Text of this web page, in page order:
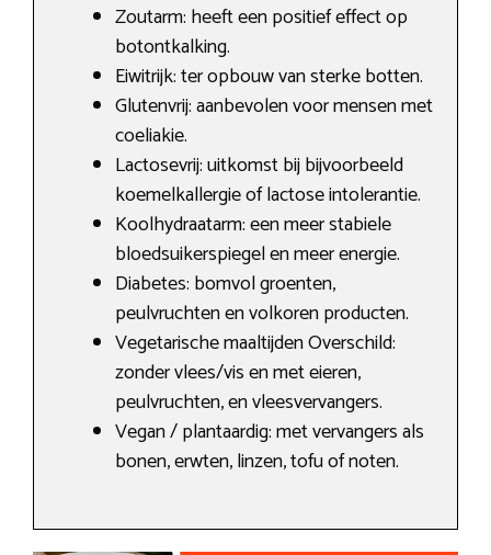
Zoutarm: heeft een positief effect op
botontkalking.
Eiwitrijk: ter opbouw van sterke botten.
Glutenvrij: aanbevolen voor mensen met
coeliakie.
Lactosevrij: uitkomst bij bijvoorbeeld
koemelkallergie of lactose intolerantie.
Koolhydraatarm: een meer stabiele
bloedsuikerspiegel en meer energie.
Diabetes: bomvol groenten,
peulvruchten en volkoren producten.
Vegetarische maaltijden Overschild:
zonder vlees/vis en met eieren,
peulvruchten, en vleesvervangers.
Vegan / plantaardig: met vervangers als
bonen, erwten, linzen, tofu of noten.